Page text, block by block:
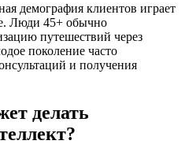
демография клиентов играет
Люди 45+ обычно
путешествий через
поколение часто
и получения
делать